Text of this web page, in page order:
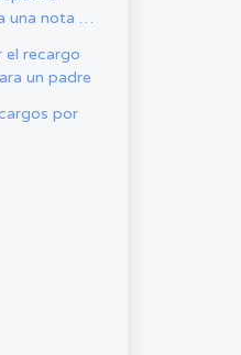
una nota de
el recargo
un padre
por